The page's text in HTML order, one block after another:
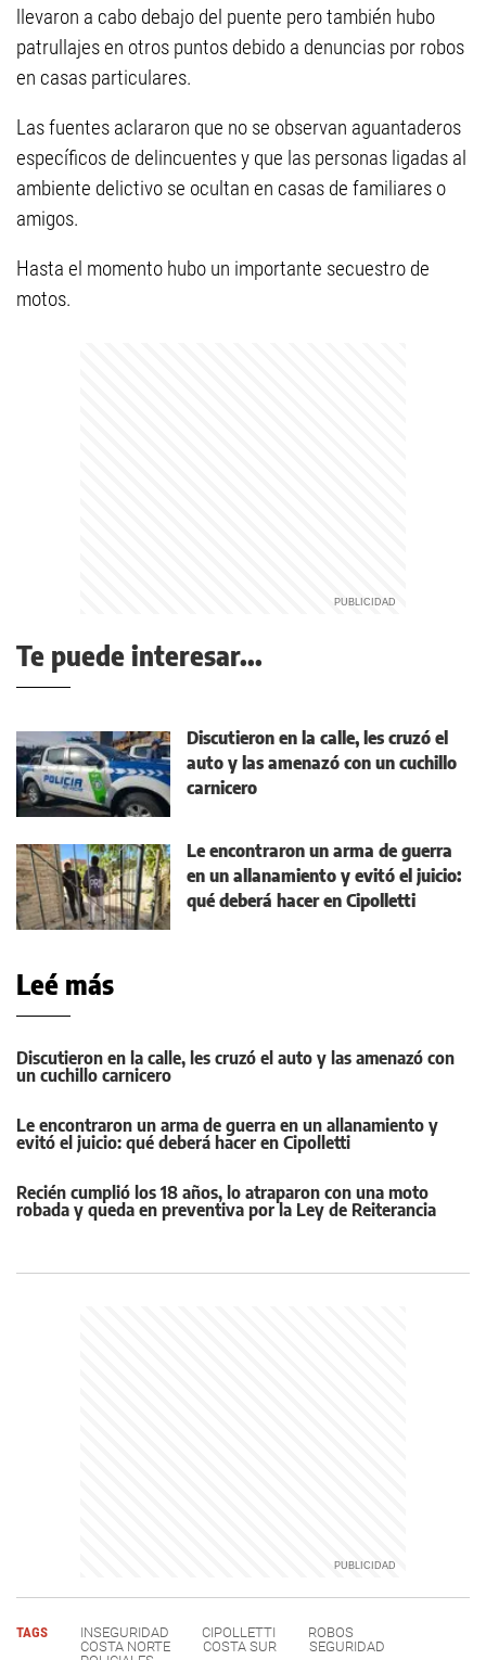
llevaron a cabo debajo del puente pero también hubo
patrullajes en otros puntos debido a denuncias por robos
en casas particulares.
Las fuentes aclararon que no se observan aguantaderos
específicos de delincuentes y que las personas ligadas al
ambiente delictivo se ocultan en casas de familiares o
amigos.
Hasta el momento hubo un importante secuestro de
motos.
Te puede interesar...
Discutieron en la calle, les cruzó el
auto y las amenazó con un cuchillo
carnicero
Le encontraron un arma de guerra
en un allanamiento y evitó el juicio:
qué deberá hacer en Cipolletti
Leé más
Discutieron en la calle, les cruzó el auto y las amenazó con
un cuchillo carnicero
Le encontraron un arma de guerra en un allanamiento y
evitó el juicio: qué deberá hacer en Cipolletti
Recién cumplió los 18 años, lo atraparon con una moto
robada y queda en preventiva por la Ley de Reiterancia
TAGS INSEGURIDAD CIPOLLETTI
ROBOS
COSTA NORTE
COSTA SUR
SEGURIDAD